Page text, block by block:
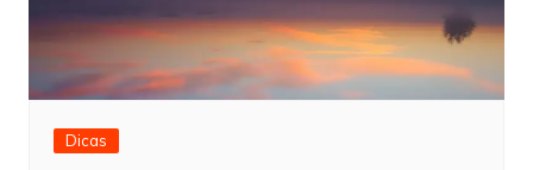
Dicas